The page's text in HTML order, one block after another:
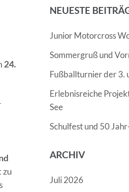
24.
zu
NEUESTE
Junior Motorcross
Sommergruß und
Fußballturnier der 3.
Erlebnisreiche
See
Schulfest und 50
ARCHIV
Juli 2026